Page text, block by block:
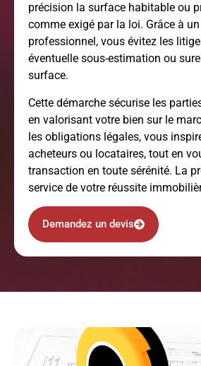
précision la surface habitable ou
comme exigé par la loi. Grâce à
professionnel, vous évitez les
éventuelle sous-estimation ou
surface.
Cette démarche sécurise les
en valorisant votre bien sur le
les obligations légales, vous
acheteurs ou locataires, tout en
transaction en toute sérénité. La
service de votre réussite
Demandez un devis